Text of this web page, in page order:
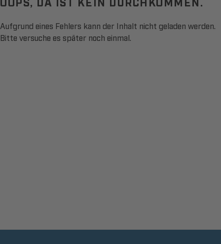
Aufgrund eines Fehlers kann der Inhalt nicht geladen werden.
Bitte versuche es später noch einmal.